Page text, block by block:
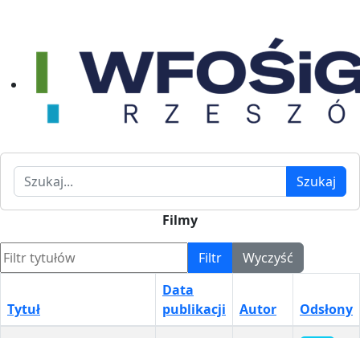
Szukaj Szukaj
Filmy
Filtr tytułów
Filtr Wyczyść
Tytuł
Data
publikacji
Autor
Odsłony